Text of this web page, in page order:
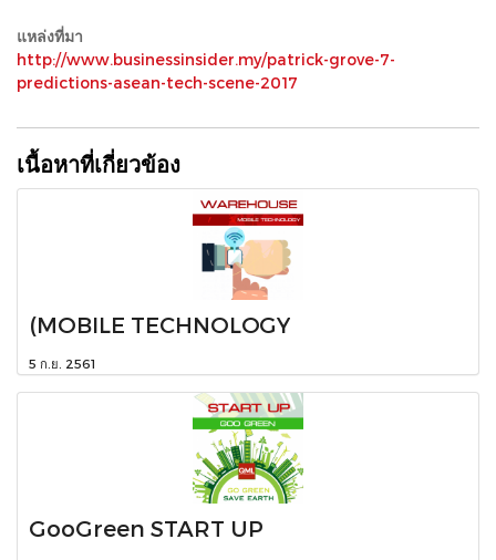
แหล่งที่มา
http://www.businessinsider.my/patrick-grove-7-
predictions-asean-tech-scene-2017
เนื้อหาที่เกี่ยวข้อง
(MOBILE TECHNOLOGY
5 ก.ย. 2561
GooGreen START UP